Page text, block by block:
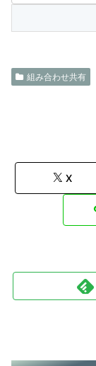
組み合わせ共有
X